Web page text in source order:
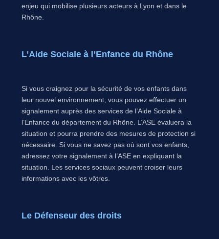
enjeu qui mobilise plusieurs acteurs à Lyon et dans le
Rhône.
L’Aide Sociale à l’Enfance du Rhône
Si vous craignez pour la sécurité de vos enfants dans
leur nouvel environnement, vous pouvez effectuer un
signalement auprès des services de l’Aide Sociale à
l’Enfance du département du Rhône. L’ASE évaluera la
situation et pourra prendre des mesures de protection si
nécessaire. Si vous ne savez pas où sont vos enfants,
adressez votre signalement à l’ASE en expliquant la
situation. Les services sociaux peuvent croiser leurs
informations avec les vôtres.
Le Défenseur des droits